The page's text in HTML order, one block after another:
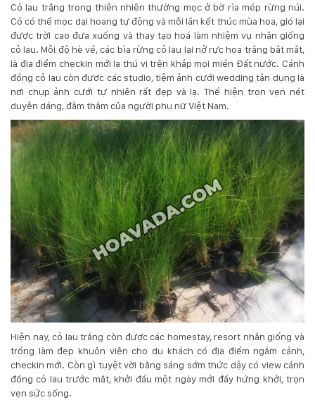
Cỏ lau trắng trong thiên nhiên thường mọc ở bờ rìa mép rừng núi.
Cỏ có thể mọc dại hoang tự động và mỗi lần kết thúc mùa hoa, gió lại
được trời cao đưa xuống và thay tạo hoá làm nhiệm vụ nhân giống
cỏ lau. Mỗi độ hè về, các bìa rừng cỏ lau lại nở rực hoa trắng bắt mắt,
là địa điểm checkin mới lạ thú vị trên khắp mọi miền Đất nước. Cánh
đồng cỏ lau còn được các studio, tiệm ảnh cưới wedding tận dụng là
nơi chụp ảnh cưới tự nhiên rất đẹp và lạ. Thể hiện trọn vẹn nét
duyên dáng, đằm thắm của người phụ nữ Việt Nam.
Hiện nay, cỏ lau trắng còn được các homestay, resort nhân giống và
trồng làm đẹp khuôn viên cho du khách có địa điểm ngắm cảnh,
checkin mới. Còn gì tuyệt vời bằng sáng sớm thức dậy có view cánh
đồng cỏ lau trước mắt, khởi đầu một ngày mới đầy hứng khởi, trọn
vẹn sức sống.